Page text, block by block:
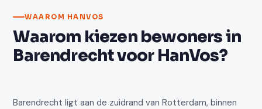
WAAROM HANVOS
Waarom kiezen bewoners in
Barendrecht voor HanVos?
Barendrecht ligt aan de zuidrand van Rotterdam, binnen